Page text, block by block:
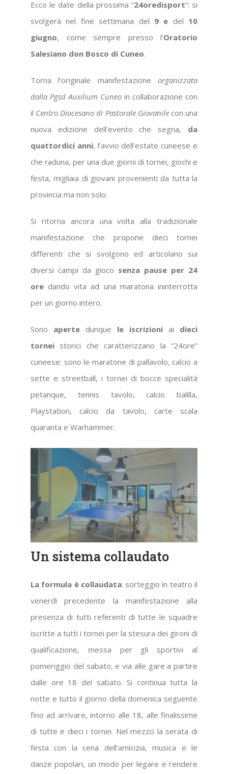
Ecco le date della prossima “24oredisport“: si
svolgerà nel fine settimana del 9 e del 10
giugno, come sempre presso l’Oratorio
Salesiano don Bosco di Cuneo.
Torna l’originale manifestazione organizzata
dalla Pgsd Auxilium Cuneo in collaborazione con
il Centro Diocesano di Pastorale Giovanilecon una
nuova edizione dell’evento che segna, da
quattordici anni, l’avvio dell’estate cuneese e
che raduna, per una due giorni di tornei, giochi e
festa, migliaia di giovani provenienti da tutta la
provincia ma non solo.
Si ritorna ancora una volta alla tradizionale
manifestazione che propone dieci tornei
differenti che si svolgono ed articolano sui
diversi campi da gioco senza pause per 24
ore dando vita ad una maratona ininterrotta
per un giorno intero.
Sono aperte dunque le iscrizioni ai dieci
tornei storici che caratterizzano la “24ore”
cuneese: sono le maratone di pallavolo, calcio a
sette e streetball, i tornei di bocce specialità
petanque, tennis tavolo, calcio balilla,
Playstation, calcio da tavolo, carte scala
quaranta e Warhammer.
Un sistema collaudato
La formula è collaudata: sorteggio in teatro il
venerdì precedente la manifestazione alla
presenza di tutti referenti di tutte le squadre
iscritte a tutti i tornei per la stesura dei gironi di
qualificazione, messa per gli sportivi al
pomeriggio del sabato, e via alle gare a partire
dalle ore 18 del sabato. Si continua tutta la
notte e tutto il giorno della domenica seguente
fino ad arrivare, intorno alle 18, alle finalissime
di tutte e dieci i tornei. Nel mezzo la serata di
festa con la cena dell’amicizia, musica e le
danze popolari, un modo per legare e rendere